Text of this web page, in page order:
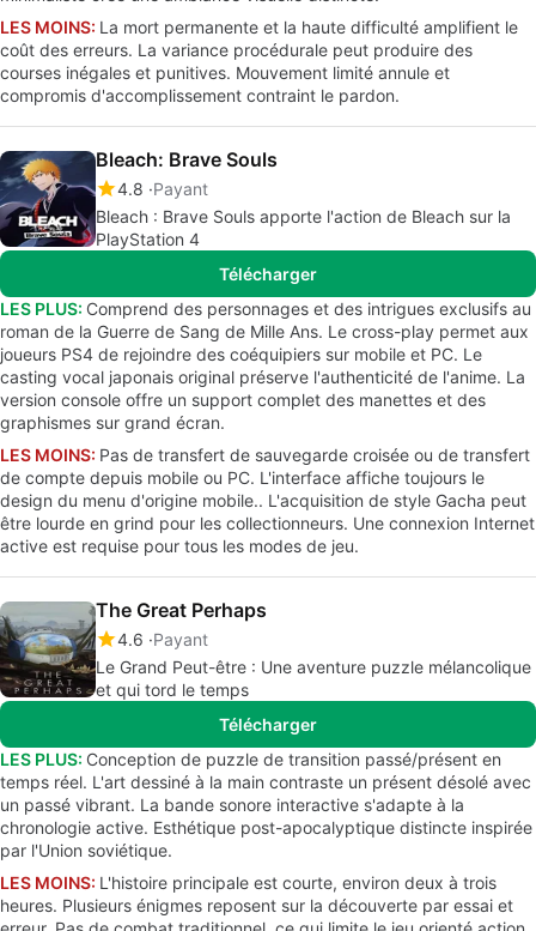
LES MOINS: La mort permanente et la haute difficulté amplifient le
coût des erreurs. La variance procédurale peut produire des
courses inégales et punitives. Mouvement limité annule et
compromis d'accomplissement contraint le pardon.
Bleach: Brave Souls
4.8 Payant
Bleach : Brave Souls apporte l'action de Bleach sur la
PlayStation 4
Télécharger
LES PLUS: Comprend des personnages et des intrigues exclusifs au
roman de la Guerre de Sang de Mille Ans. Le cross-play permet aux
joueurs PS4 de rejoindre des coéquipiers sur mobile et PC. Le
casting vocal japonais original préserve l'authenticité de l'anime. La
version console offre un support complet des manettes et des
graphismes sur grand écran.
LES MOINS: Pas de transfert de sauvegarde croisée ou de transfert
de compte depuis mobile ou PC. L'interface affiche toujours le
design du menu d'origine mobile.. L'acquisition de style Gacha peut
être lourde en grind pour les collectionneurs. Une connexion Internet
active est requise pour tous les modes de jeu.
The Great Perhaps
4.6 Payant
Le Grand Peut-être : Une aventure puzzle mélancolique
et qui tord le temps
Télécharger
LES PLUS: Conception de puzzle de transition passé/présent en
temps réel. L'art dessiné à la main contraste un présent désolé avec
un passé vibrant. La bande sonore interactive s'adapte à la
chronologie active. Esthétique post-apocalyptique distincte inspirée
par l'Union soviétique.
LES MOINS: L'histoire principale est courte, environ deux à trois
heures. Plusieurs énigmes reposent sur la découverte par essai et